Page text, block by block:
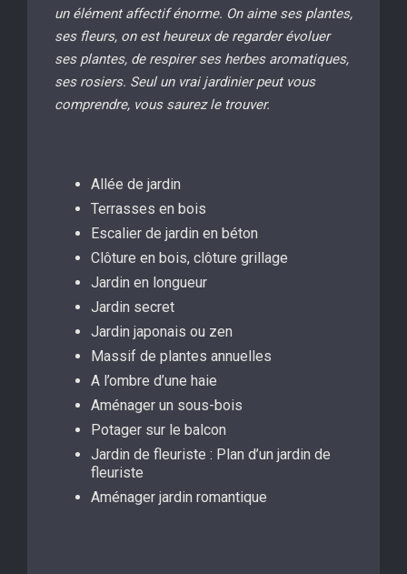
un élément affectif énorme. On aime ses plantes,
ses fleurs, on est heureux de regarder évoluer
ses plantes, de respirer ses herbes aromatiques,
ses rosiers. Seul un vrai jardinier peut vous
comprendre, vous saurez le trouver.
Allée de jardin
Terrasses en bois
Escalier de jardin en béton
Clôture en bois, clôture grillage
Jardin en longueur
Jardin secret
Jardin japonais ou zen
Massif de plantes annuelles
A l’ombre d’une haie
Aménager un sous-bois
Potager sur le balcon
Jardin de fleuriste : Plan d’un jardin de
fleuriste
Aménager jardin romantique